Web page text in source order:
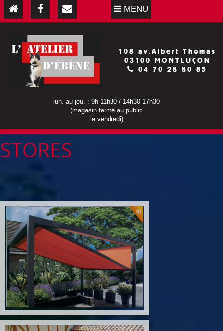
MENU
108 av.Albert Thomas
03100 MONTLUÇON
04 70 28 80 85
lun. au jeu. : 9h-11h30 / 14h30-17h30
(magasin fermé au public
le vendredi)
STORES